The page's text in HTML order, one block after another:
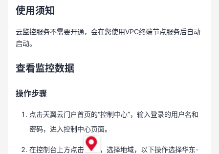
使用须知
云监控服务不需要开通，会在您使用VPC终端节点服务后自动
启动。
查看监控数据
操作步骤
点击天翼云门户首页的“控制中心”，输入登录的用户名和
密码，进入控制中心页面。
在控制台上方点击
，选择地域，以下操作选择华东-